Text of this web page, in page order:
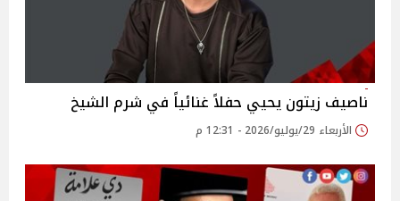
ناصيف زيتون يحيي حفلاً غنائياً في شرم الشيخ
الأربعاء 29/يوليو/2026 - 12:31 م